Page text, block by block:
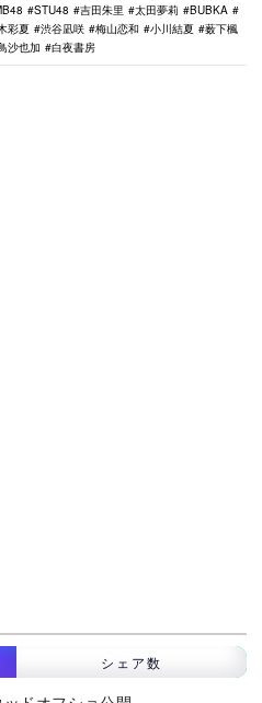
STU48 吉田朱里 太田夢莉
BUBKA
彩夏
渋谷凪咲 梅山恋和 小川結夏
薮下楓
沙也加
白夜書房
シェア数